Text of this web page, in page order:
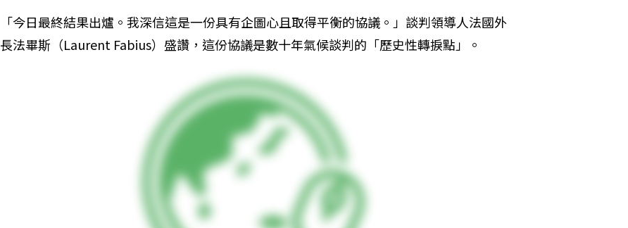
「今日最終結果出爐。我深信這是一份具有企圖心且取得平衡的協議。」談判領導人法國外
長法畢斯（Laurent Fabius）盛讚，這份協議是數十年氣候談判的「歷史性轉捩點」。